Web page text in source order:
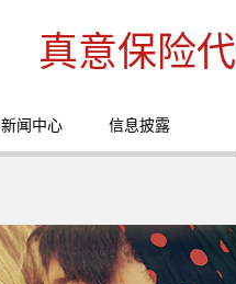
真意保险
新闻中心 信息披露